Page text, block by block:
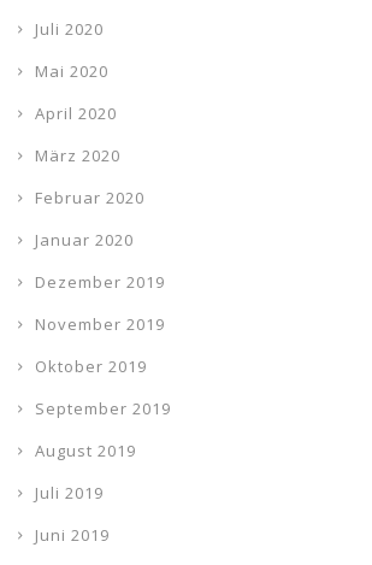
Juli 2020
Mai 2020
April 2020
März 2020
Februar 2020
Januar 2020
Dezember 2019
November 2019
Oktober 2019
September 2019
August 2019
Juli 2019
Juni 2019